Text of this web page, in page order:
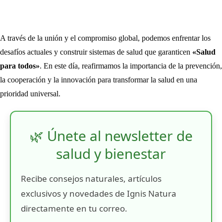
A través de la unión y el compromiso global, podemos enfrentar los
desafíos actuales y construir sistemas de salud que garanticen «Salud
para todos». En este día, reafirmamos la importancia de la prevención,
la cooperación y la innovación para transformar la salud en una
prioridad universal.
🌿 Únete al newsletter de
salud y bienestar
Recibe consejos naturales, artículos
exclusivos y novedades de Ignis Natura
directamente en tu correo.